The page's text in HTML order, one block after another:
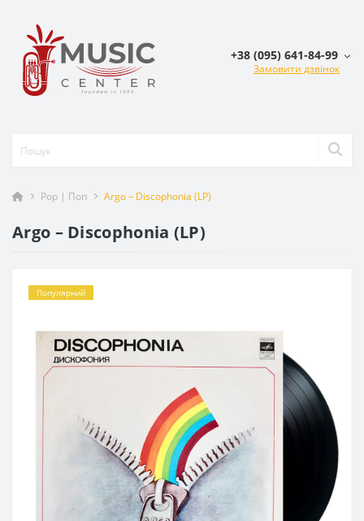
+38 (095) 641-84-99
Замовити дзвінок
Pop | Поп Argo – Discophonia (LP)
Argo – Discophonia (LP)
Популярний